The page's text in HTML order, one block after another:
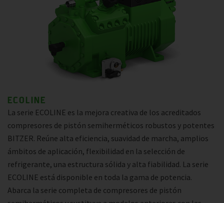
ECOLINE
La serie ECOLINE es la mejora creativa de los acreditados
compresores de pistón semiherméticos robustos y potentes
BITZER. Reúne alta eficiencia, suavidad de marcha, amplios
ámbitos de aplicación, flexibilidad en la selección de
refrigerante, una estructura sólida y alta fiabilidad. La serie
ECOLINE está disponible en toda la gama de potencia.
Abarca la serie completa de compresores de pistón